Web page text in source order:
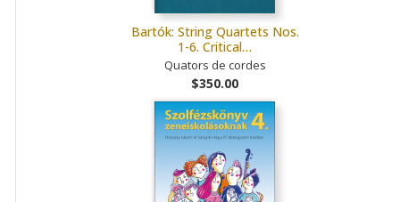
Bartók: String Quartets Nos.
1-6. Critical…
Quators de cordes
$350.00